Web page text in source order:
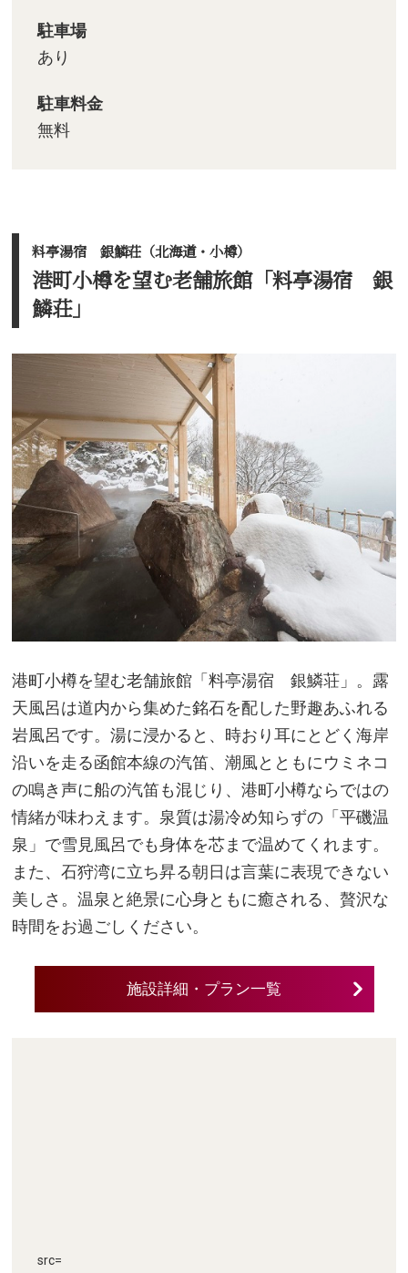
駐車場
あり
駐車料金
無料
料亭湯宿 銀鱗荘（北海道・小樽）
港町小樽を望む老舗旅館「料亭湯宿 銀
鱗荘」
港町小樽を望む老舗旅館「料亭湯宿 銀鱗荘」。露
天風呂は道内から集めた銘石を配した野趣あふれる
岩風呂です。湯に浸かると、時おり耳にとどく海岸
沿いを走る函館本線の汽笛、潮風とともにウミネコ
の鳴き声に船の汽笛も混じり、港町小樽ならではの
情緒が味わえます。泉質は湯冷め知らずの「平磯温
泉」で雪見風呂でも身体を芯まで温めてくれます。
また、石狩湾に立ち昇る朝日は言葉に表現できない
美しさ。温泉と絶景に心身ともに癒される、贅沢な
時間をお過ごしください。
施設詳細・プラン一覧
src=